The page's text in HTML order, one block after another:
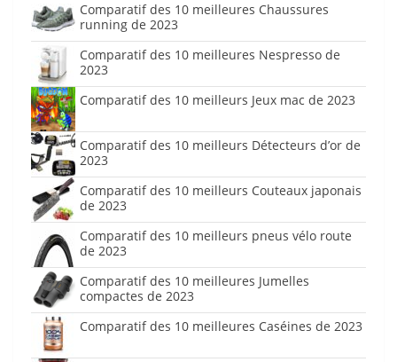
Comparatif des 10 meilleures Chaussures
running de 2023
Comparatif des 10 meilleures Nespresso de
2023
Comparatif des 10 meilleurs Jeux mac de 2023
Comparatif des 10 meilleurs Détecteurs d’or de
2023
Comparatif des 10 meilleurs Couteaux japonais
de 2023
Comparatif des 10 meilleurs pneus vélo route
de 2023
Comparatif des 10 meilleures Jumelles
compactes de 2023
Comparatif des 10 meilleures Caséines de 2023